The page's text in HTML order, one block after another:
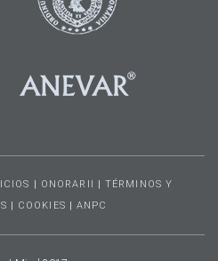
| ONORARII |TÉRMINOS Y
| COOKIES |ANPC